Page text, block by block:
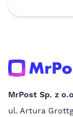
MrPost Sp. z
ul. Artura